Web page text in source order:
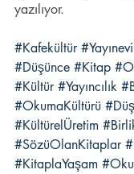
yazılıyor.
#Kafekültür #Yayınevi
#Düşünce #Kitap
#Kültür #Yayıncılık
#OkumaKültürü
#KültürelÜretim
#SözüOlanKitaplar
#KitaplaYaşam